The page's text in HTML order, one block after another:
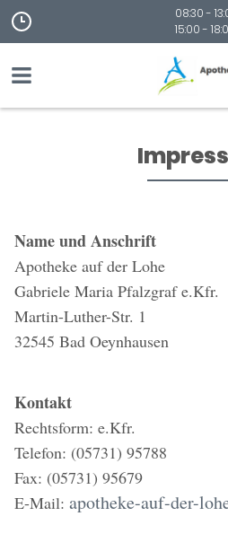
08:30 -
15:00 -
Name und Anschrift
Apotheke auf der Lohe
Gabriele Maria Pfalzgraf e.Kfr.
Martin-Luther-Str. 1
32545 Bad Oeynhausen
Kontakt
Rechtsform: e.Kfr.
Telefon: (05731) 95788
Fax: (05731) 95679
E-Mail: apotheke-auf-der-